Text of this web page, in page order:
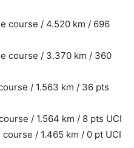
course / 4.520 km / 696
course / 3.370 km / 360
/ 1.563 km / 36 pts
/ 1.564 km / 8 pts UCI
/ 1.465 km / 0 pt UCI